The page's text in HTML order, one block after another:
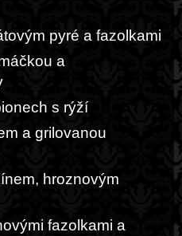
pyré a fazolkami
a
s rýží
a grilovanou
hroznovým
fazolkami a